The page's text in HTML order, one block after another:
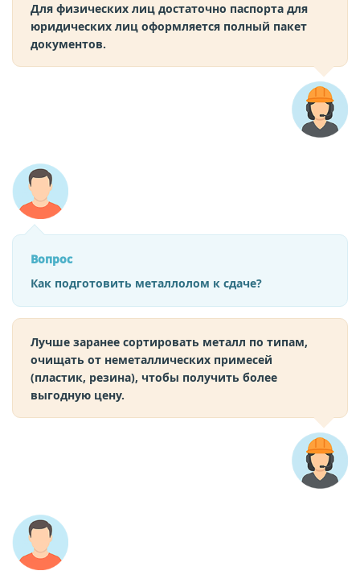
Для физических лиц достаточно паспорта для
юридических лиц оформляется полный пакет
документов.
Вопрос
Как подготовить металлолом к сдаче?
Лучше заранее сортировать металл по типам,
очищать от неметаллических примесей
(пластик, резина), чтобы получить более
выгодную цену.